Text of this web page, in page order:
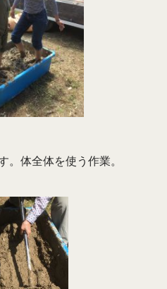
。体全体を使う作業。